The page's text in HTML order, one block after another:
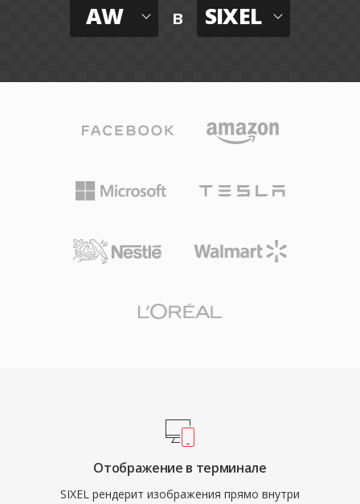
AW в SIXEL
Отображение в терминале
SIXEL рендерит изображения прямо внутри